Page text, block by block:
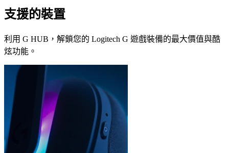
支援的裝置
利用 G HUB，解鎖您的 Logitech G 遊戲裝備的最大價值與酷
炫功能。